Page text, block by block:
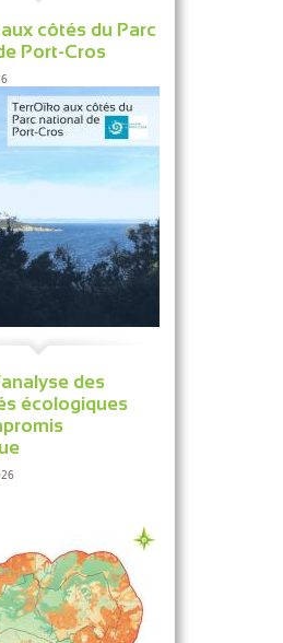
côtés du Parc
Port-Cros
des
écologiques